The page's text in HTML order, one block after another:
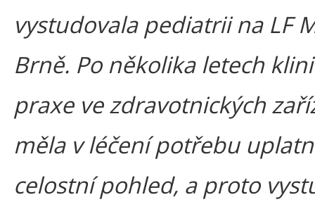
vystudovala pediatrii na LF
Brně. Po několika letech
praxe ve zdravotnických
měla v léčení potřebu
celostní pohled, a proto